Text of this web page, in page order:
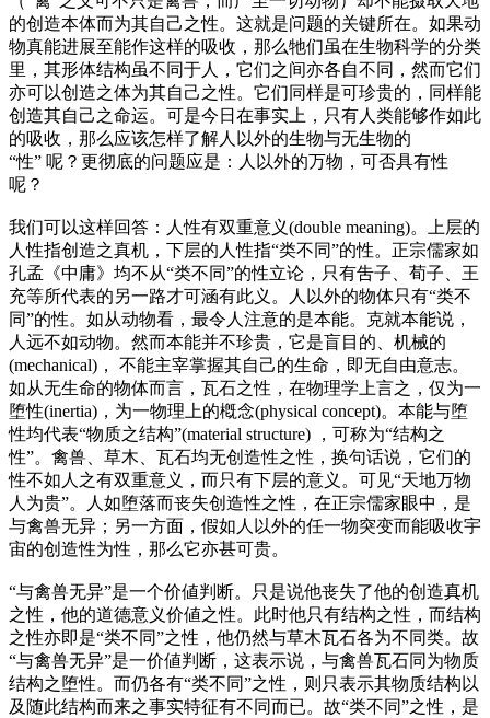
的创造本体而为其自己之性。这就是问题的关键所在。如果动
物真能进展至能作这样的吸收，那么牠们虽在生物科学的分类
里，其形体结构虽不同于人，它们之间亦各自不同，然而它们
亦可以创造之体为其自己之性。它们同样是可珍贵的，同样能
创造其自己之命运。可是今日在事实上，只有人类能够作如此
的吸收，那么应该怎样了解人以外的生物与无生物的
“性” 呢？更彻底的问题应是：人以外的万物，可否具有性
呢？
我们可以这样回答：人性有双重意义(double meaning)。上层的
人性指创造之真机，下层的人性指“类不同”的性。正宗儒家如
孔孟《中庸》均不从“类不同”的性立论，只有吿子、荀子、王
充等所代表的另一路才可涵有此义。人以外的物体只有“类不
同”的性。如从动物看，最令人注意的是本能。克就本能说，
人远不如动物。然而本能并不珍贵，它是盲目的、机械的
(mechanical)， 不能主宰掌握其自己的生命，即无自由意志。
如从无生命的物体而言，瓦石之性，在物理学上言之，仅为一
堕性(inertia)，为一物理上的槪念(physical concept)。本能与堕
性均代表“物质之结构”(material structure) ，可称为“结构之
性”。禽兽、草木、瓦石均无创造性之性，换句话说，它们的
性不如人之有双重意义，而只有下层的意义。可见“天地万物
人为贵”。人如堕落而丧失创造性之性，在正宗儒家眼中，是
与禽兽无异；另一方面，假如人以外的任一物突变而能吸收宇
宙的创造性为性，那么它亦甚可贵。
“与禽兽无异”是一个价値判断。只是说他丧失了他的创造真机
之性，他的道德意义价値之性。此时他只有结构之性，而结构
之性亦即是“类不同”之性，他仍然与草木瓦石各为不同类。故
“与禽兽无异”是一价値判断，这表示说，与禽兽瓦石同为物质
结构之堕性。而仍各有“类不同”之性，则只表示其物质结构以
及随此结构而来之事实特征有不同而已。故“类不同”之性，是